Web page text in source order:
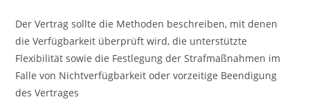
Der Vertrag sollte die Methoden beschreiben, mit denen
die Verfügbarkeit überprüft wird, die unterstützte
Flexibilität sowie die Festlegung der Strafmaßnahmen im
Falle von Nichtverfügbarkeit oder vorzeitige Beendigung
des Vertrages